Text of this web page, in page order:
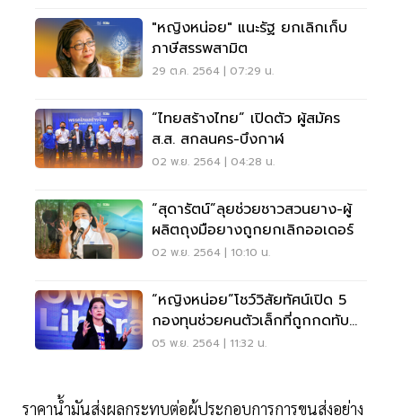
"หญิงหน่อย" แนะรัฐ ยกเลิกเก็บ
ภาษีสรรพสามิต
29 ต.ค. 2564 | 07:29 น.
“ไทยสร้างไทย” เปิดตัว ผู้สมัคร
ส.ส. สกลนคร-บึงกาฬ
02 พ.ย. 2564 | 04:28 น.
“สุดารัตน์”ลุยช่วยชาวสวนยาง-ผู้
ผลิตถุงมือยางถูกยกเลิกออเดอร์
02 พ.ย. 2564 | 10:10 น.
“หญิงหน่อย”โชว์วิสัยทัศน์เปิด 5
กองทุนช่วยคนตัวเล็กที่ถูกกดทับ
จากรัฐ
05 พ.ย. 2564 | 11:32 น.
ราคาน้ำมันส่งผลกระทบต่อผู้ประกอบการการขนส่งอย่าง